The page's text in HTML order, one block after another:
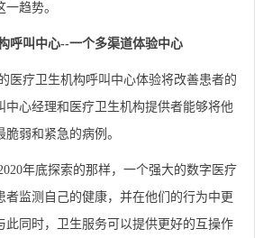
趋势。
叫中心--一个多渠道体验中心
疗卫生机构呼叫中心体验将改善患者的
中心经理和医疗卫生机构提供者能够将他
弱和紧急的病例。
年底探索的那样，一个强大的数字医疗
者监测自己的健康，并在他们的行为中更
此同时，卫生服务可以提供更好的互操作